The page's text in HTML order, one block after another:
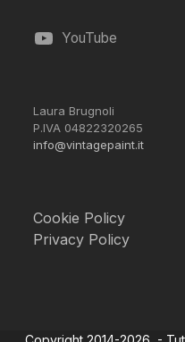
YouTube
Laura Brugnoli
P.IVA 04822320265
info@vintagepaint.it
Cookie Policy
Privacy Policy